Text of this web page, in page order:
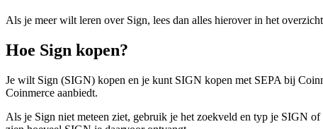
Als je meer wilt leren over Sign, lees dan alles hierover in het
Hoe Sign kopen?
Je wilt Sign (SIGN) kopen en je kunt SIGN kopen met SEPA bij
Coinmerce aanbiedt.
Als je Sign niet meteen ziet, gebruik je het zoekveld en typ je SIGN